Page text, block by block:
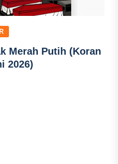
Merah Putih (Koran
2026)